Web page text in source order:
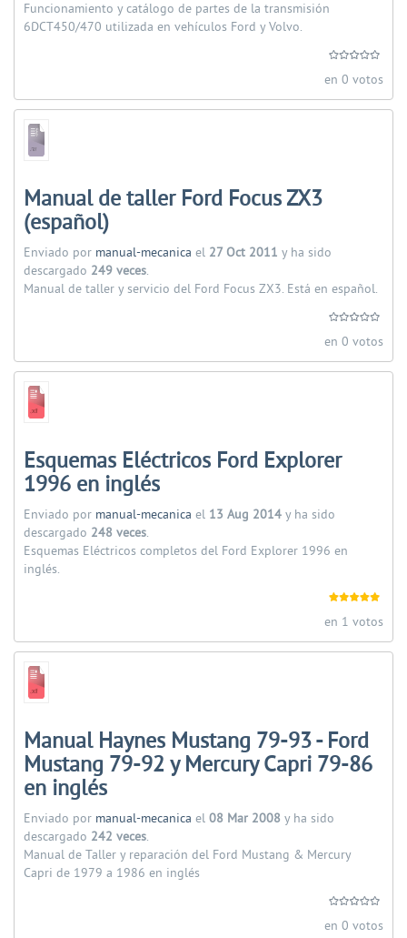
Funcionamiento y catálogo de partes de la transmisión
6DCT450/470 utilizada en vehículos Ford y Volvo.
en 0 votos
Manual de taller Ford Focus ZX3
(español)
Enviado por manual-mecanica el 27 Oct 2011 y ha sido
descargado 249 veces.
Manual de taller y servicio del Ford Focus ZX3. Está en español.
en 0 votos
Esquemas Eléctricos Ford Explorer
1996 en inglés
Enviado por manual-mecanica el 13 Aug 2014 y ha sido
descargado 248 veces.
Esquemas Eléctricos completos del Ford Explorer 1996 en
inglés.
en 1 votos
Manual Haynes Mustang 79-93 - Ford
Mustang 79-92 y Mercury Capri 79-86
en inglés
Enviado por manual-mecanica el 08 Mar 2008 y ha sido
descargado 242 veces.
Manual de Taller y reparación del Ford Mustang & Mercury
Capri de 1979 a 1986 en inglés
en 0 votos